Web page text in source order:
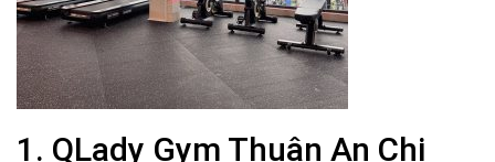
1. QLady Gym Thuận An Chi